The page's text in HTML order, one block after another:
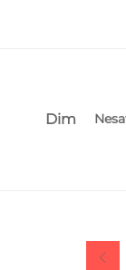
Dim